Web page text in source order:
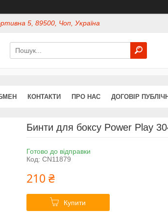
5, 89500, Чоп, Україна
КОНТАКТИ ПРО НАС ДОГОВІР
Бинти для боксу Power Play
Готово до відправки
Код: CN11879
210 ₴
Купити